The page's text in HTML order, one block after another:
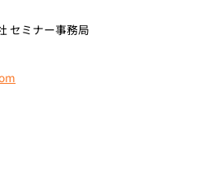
セミナー事務局